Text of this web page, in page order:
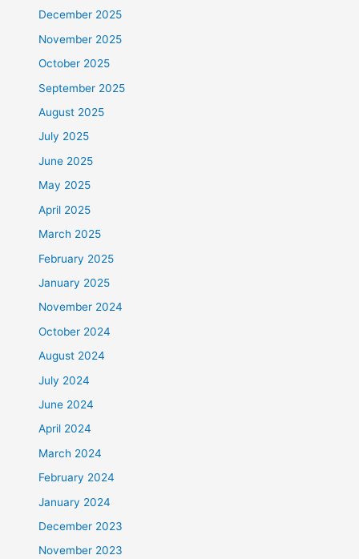
December 2025
November 2025
October 2025
September 2025
August 2025
July 2025
June 2025
May 2025
April 2025
March 2025
February 2025
January 2025
November 2024
October 2024
August 2024
July 2024
June 2024
April 2024
March 2024
February 2024
January 2024
December 2023
November 2023